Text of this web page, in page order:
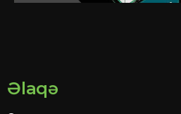
Əlaqə